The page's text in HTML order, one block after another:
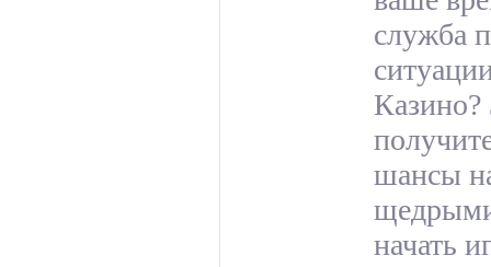
служба
Казино?
шансы
начать